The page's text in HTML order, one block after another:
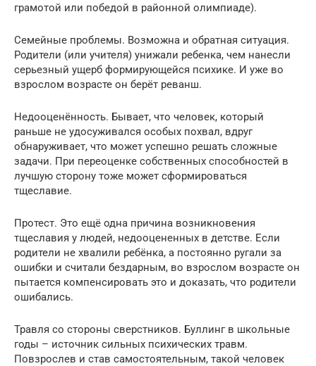
грамотой или победой в районной олимпиаде).
Семейные проблемы. Возможна и обратная ситуация.
Родители (или учителя) унижали ребенка, чем нанесли
серьезный ущерб формирующейся психике. И уже во
взрослом возрасте он берёт реванш.
Недооценённость. Бывает, что человек, который
раньше не удосуживался особых похвал, вдруг
обнаруживает, что может успешно решать сложные
задачи. При переоценке собственных способностей в
лучшую сторону тоже может сформироваться
тщеславие.
Протест. Это ещё одна причина возникновения
тщеславия у людей, недооцененных в детстве. Если
родители не хвалили ребёнка, а постоянно ругали за
ошибки и считали бездарным, во взрослом возрасте он
пытается компенсировать это и доказать, что родители
ошибались.
Травля со стороны сверстников. Буллинг в школьные
годы – источник сильных психических травм.
Повзрослев и став самостоятельным, такой человек